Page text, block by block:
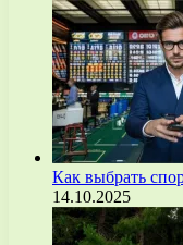
Как выбрать
14.10.2025